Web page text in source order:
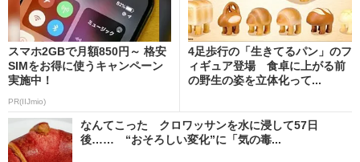
スマホ2GBで月額850円～ 格安
SIMをお得に使うキャンペーン
実施中！
PR(IIJmio)
4足歩行の「生きてるパン」のフ
ィギュア登場 食卓に上がる前
の野生の姿を立体化って...
なんてこった クロワッサンを水に浸して57日
後…… “おそろしい変化”に「気の毒...